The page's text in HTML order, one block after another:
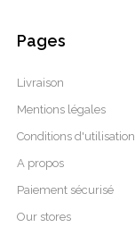
Pages
Livraison
Mentions légales
Conditions d'utilisation
A propos
Paiement sécurisé
Our stores